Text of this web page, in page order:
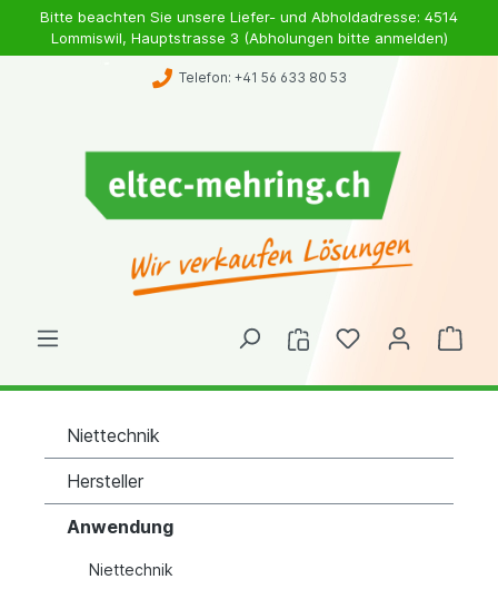
Bitte beachten Sie unsere Liefer- und Abholdadresse: 4514
Lommiswil, Hauptstrasse 3 (Abholungen bitte anmelden)
Telefon: +41 56 633 80 53
Niettechnik
Hersteller
Anwendung
Niettechnik